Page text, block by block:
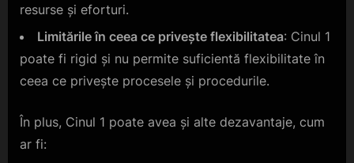
resurse și eforturi.
Limitările în ceea ce privește flexibilitatea: Cinul 1
poate fi rigid și nu permite suficientă flexibilitate în
ceea ce privește procesele și procedurile.
În plus, Cinul 1 poate avea și alte dezavantaje, cum
ar fi: